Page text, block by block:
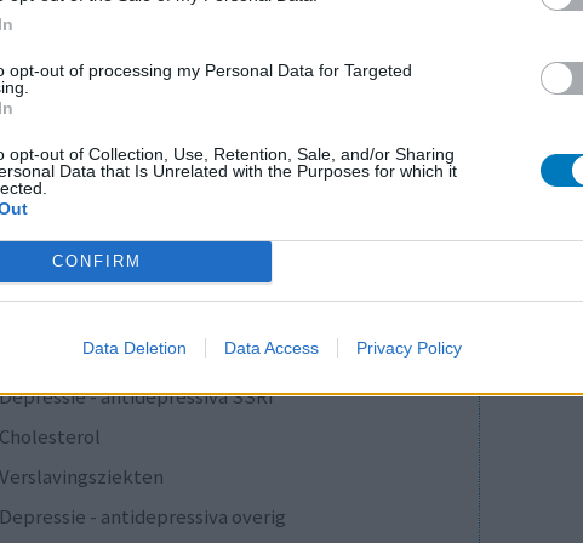
opt-out of processing my Personal Data for Targeted
opt-out of Collection, Use, Retention, Sale, and/or Sharing
Data that Is Unrelated with the Purposes for which it
CONFIRM
Data Deletion Data Access Privacy Policy
0 reacties
1
Anticonceptie - overig
Depressie - antidepressiva SSRI
Depressie - antidepressiva SSRI
Cholesterol
Verslavingsziekten
Depressie - antidepressiva overig